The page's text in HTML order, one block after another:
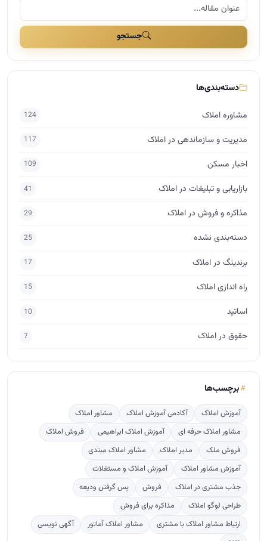
جستجو
دسته‌بندی‌ها
مشاوره املاک 124
مدیریت و سازماندهی در املاک 117
اخبار مسکن 109
بازاریابی و تبلیغات در املاک 41
مذاکره و فروش در املاک 29
دسته‌بندی نشده 25
برندینگ در املاک 17
راه اندازی املاک 15
اساتید 10
حقوق در املاک 7
برچسب‌ها
آموزش املاک آکادمی آموزش املاک
مشاور املاک
مشاور املاک حرفه ای
آموزش املاک ابراهیمی
فروش املاک
فروش ملک
مدیر املاک
مشاور املاک مبتدی
آموزش مشاور املاک
آموزش املاک و مستغلات
جذب مشتری در املاک
فروش
پس گرفتن ودیعه
طراحی لوگو املاک
مذاکره برای فروش
ارتباط مشاور املاک با مشتری
مشاور املاک آماتور
آگهی نویسی